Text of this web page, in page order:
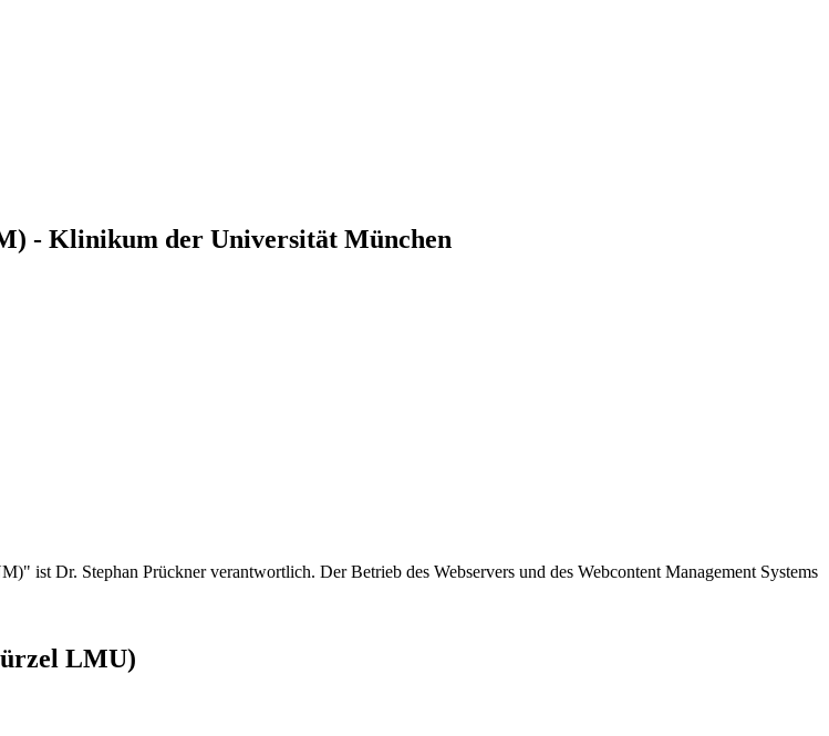
- Klinikum der Universität München
ist Dr. Stephan Prückner verantwortlich. Der Betrieb des Webservers und des Webcontent Management Systems
LMU)